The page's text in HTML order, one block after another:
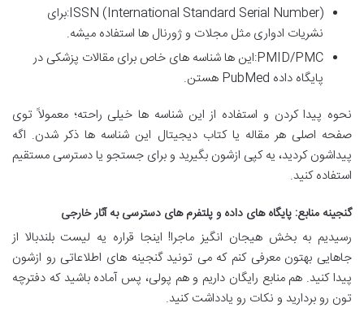
ISSN (International Standard Serial Number):برای
نشریات ادواری مثل مجلات و ژورنال ها استفاده میشه.
PMID/PMC:این ها شناسه های خاص برای مقالات پزشکی در
پایگاه داده PubMed هستن.
نحوه پیدا کردن و استفاده از این شناسه ها خیلی راحته؛ معمولاً توی
صفحه اصلی هر مقاله یا کتاب دیجیتال این شناسه ها ذکر شدن. اگه
پیداشون کردید، یه کپی ازشون بگیرید و برای جستجو یا دسترسی مستقیم
استفاده کنید.
گنجینه منابع: پایگاه های داده و پلتفرم های دسترسی به آثار خارجی
رسیدیم به بخش هیجان انگیز ماجرا! اینجا قراره یه لیست بلندبالا از
جاهایی بهتون معرفی کنم که می تونید گنجینه های اطلاعاتی رو ازشون
پیدا کنید. هم منابع رایگان داریم و هم پولی، پس آماده باشید که دفترچه
تون رو بردارید و نکات رو یادداشت کنید.